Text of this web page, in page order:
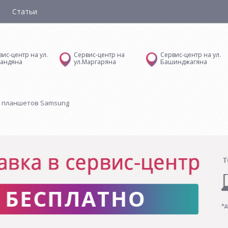
Статьи
центр на ул.
Сервис-центр на
ул.Маргаряна
Сервис-центр на ул.
Башинджагяна
Samsung